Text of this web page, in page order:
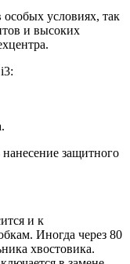
условиях, так
и высоких
защитного
и к
Иногда через 80
хвостовика.